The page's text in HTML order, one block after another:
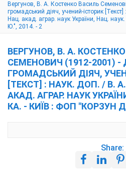
Вергунов, В. А. Костенко Василь
громадський діяч, учений-історик
Нац. акад. аграр. наук України, Нац.
Ю.", 2014. - 2
ВЕРГУНОВ, В. А.
СЕМЕНОВИЧ (1912-2001)
ГРОМАДСЬКИЙ ДІЯЧ,
[ТЕКСТ] : НАУК. ДОП. / В.
АКАД. АГРАР. НАУК
КА. - КИЇВ : ФОП "КОРЗУН
Share: